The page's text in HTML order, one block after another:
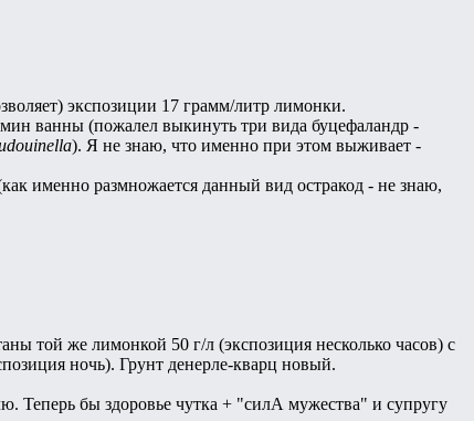
экспозиции 17 грамм/литр лимонки.
ванны (пожалел выкинуть три вида буцефаландр -
). Я не знаю, что именно при этом выживает -
именно размножается данный вид остракод - не знаю,
той же лимонкой 50 г/л (экспозиция несколько часов) с
ночь). Грунт денерле-кварц новый.
Теперь бы здоровье чутка + "силА мужества" и супругу